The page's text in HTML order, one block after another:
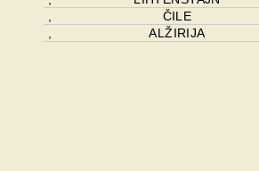
ČILE
ALŽIRIJA